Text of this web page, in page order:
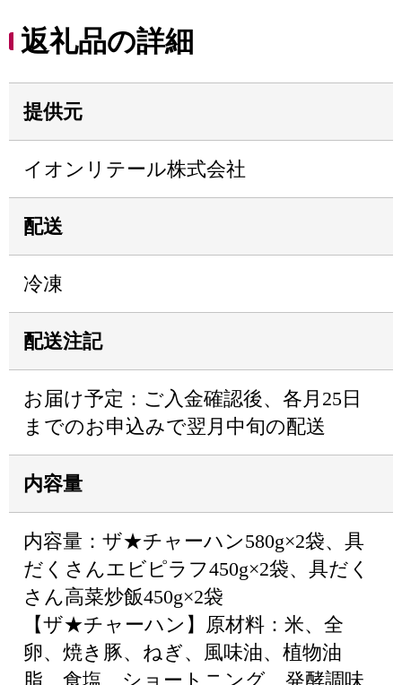
返礼品の詳細
提供元
イオンリテール株式会社
配送
冷凍
配送注記
お届け予定：ご入金確認後、各月25日
までのお申込みで翌月中旬の配送
内容量
内容量：ザ★チャーハン580g×2袋、具
だくさんエビピラフ450g×2袋、具だく
さん高菜炒飯450g×2袋
【ザ★チャーハン】原材料：米、全
卵、焼き豚、ねぎ、風味油、植物油
脂、食塩、ショートニング、発酵調味